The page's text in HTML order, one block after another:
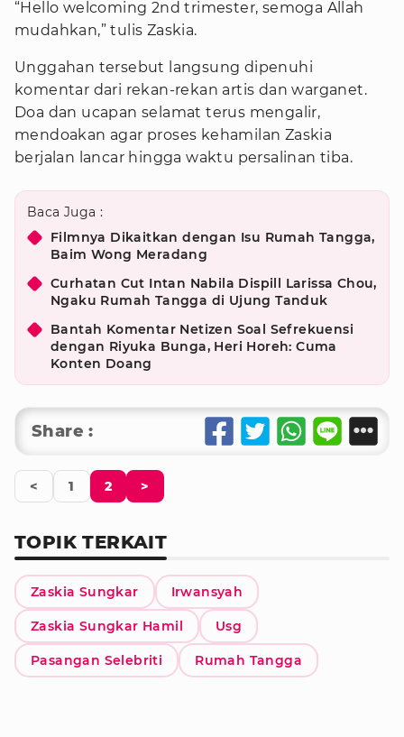
“Hello welcoming 2nd trimester, semoga Allah
mudahkan,” tulis Zaskia.
Unggahan tersebut langsung dipenuhi
komentar dari rekan-rekan artis dan warganet.
Doa dan ucapan selamat terus mengalir,
mendoakan agar proses kehamilan Zaskia
berjalan lancar hingga waktu persalinan tiba.
Baca Juga :
Filmnya Dikaitkan dengan Isu Rumah Tangga,
Baim Wong Meradang
Curhatan Cut Intan Nabila Dispill Larissa Chou,
Ngaku Rumah Tangga di Ujung Tanduk
Bantah Komentar Netizen Soal Sefrekuensi
dengan Riyuka Bunga, Heri Horeh: Cuma
Konten Doang
Share :
< 1 2 >
TOPIK TERKAIT
Zaskia Sungkar Irwansyah
Zaskia Sungkar Hamil Usg
Pasangan Selebriti Rumah Tangga